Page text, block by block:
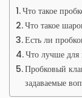
Что такое
Что такое
Есть ли
Что лучше для
Пробковый
задаваемые